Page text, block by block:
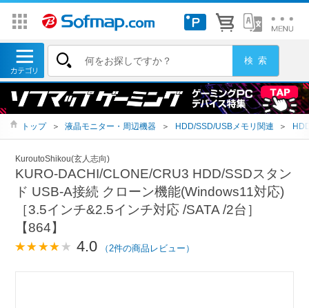
トップ ＞ 液晶モニター・周辺機器 ＞ HDD/SSD/USBメモリ関連 ＞
KuroutoShikou(玄人志向)
KURO-DACHI/CLONE/CRU3 HDD/SSDスタン
ド USB-A接続 クローン機能(Windows11対応)
［3.5インチ&2.5インチ対応 /SATA /2台］
【864】
4.0 （2件の商品レビュー）